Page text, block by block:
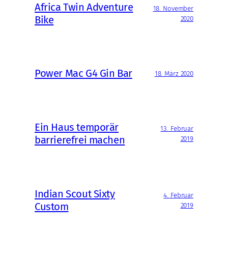
Africa Twin Adventure
Bike
18. November
2020
Power Mac G4 Gin Bar 18. März 2020
Ein Haus temporär
barrierefrei machen
13. Februar
2019
Indian Scout Sixty
Custom
4. Februar
2019